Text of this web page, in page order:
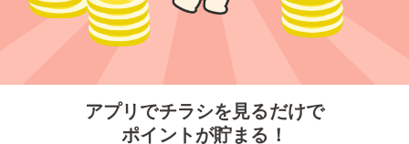
アプリでチラシを見るだけで
ポイントが貯まる！